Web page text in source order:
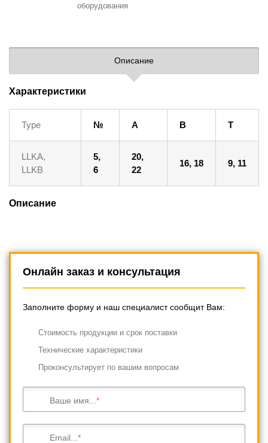
оборудования
Описание
Характеристики
Type № A B T
LLKA,
LLKB
5,
6
20,
22
16, 18 9, 11
Описание
Онлайн заказ и консультация
Заполните форму и наш специалист сообщит Вам:
Cтоимость продукции и срок поставки
Технические характеристики
Проконсультирует по вашим вопросам
Ваше имя...
Email...